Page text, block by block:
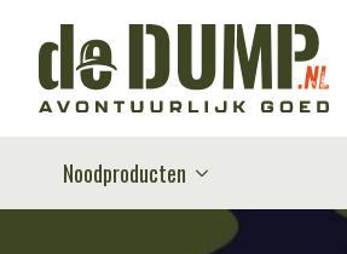
Noodproducten